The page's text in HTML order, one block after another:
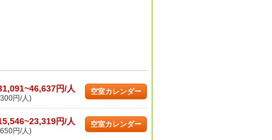
円/人
円/人)
空室カレンダー
円/人
円/人)
空室カレンダー